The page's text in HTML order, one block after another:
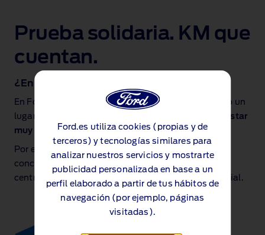
Ford.es utiliza cookies (propias y de
terceros) y tecnologías similares para
analizar nuestros servicios y mostrarte
publicidad personalizada en base a un
perfil elaborado a partir de tus hábitos de
navegación (por ejemplo, páginas
visitadas).
Prueba solidaria. KM que
cuentan.
¿En qué consiste nuestra prueba solidaria?
En Ford creemos que podemos hacer de este mundo un
lugar mejor y a veces
para llegar lejos, hace falta estar
muy cerca.
Por eso, por cada prueba de vehículo en nuestras
concesiones, Ford donará 5€ que irán destinados a
centralizar esfuerzos para ayudar a un proyecto social.